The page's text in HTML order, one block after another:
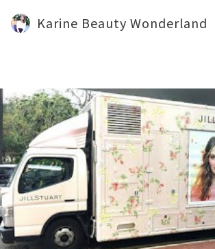
Karine Beauty Wonderland